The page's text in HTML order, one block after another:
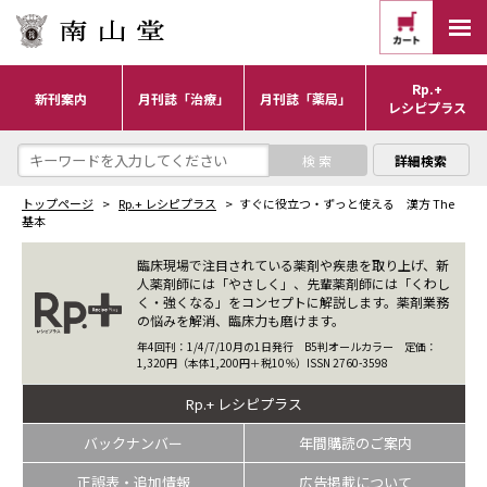
新刊案内 月刊誌「治療」 月刊誌「薬局」
Rp.+
レシピプラス
詳細検索
トップページ Rp.+ レシピプラス
すぐに役立つ・ずっと使える 漢方 The
基本
臨床現場で注目されている薬剤や疾患を取り上げ、新
人薬剤師には「やさしく」、先輩薬剤師には「くわし
く・強くなる」をコンセプトに解説します。薬剤業務
の悩みを解消、臨床力も磨けます。
年4回刊：1/4/7/10月の1日発行 B5判オールカラー 定価：
1,320円（本体1,200円＋税10％）ISSN 2760-3598
Rp.+ レシピプラス
バックナンバー
年間購読のご案内
正誤表・追加情報
広告掲載について